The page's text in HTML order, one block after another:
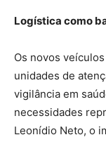
Logística como
Os novos
unidades de
vigilância em
necessidades
Leonídio Neto, o